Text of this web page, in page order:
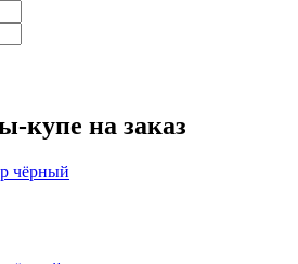
купе на заказ
чёрный